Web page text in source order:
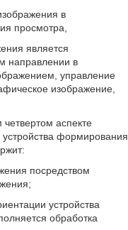
в
просмотра,
является
направлении в
управление
изображение,
аспекте
формирования
посредством
устройства
обработка